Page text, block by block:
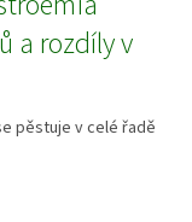
a rozdíly v
pěstuje v celé řadě